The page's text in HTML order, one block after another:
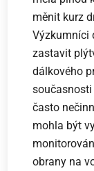
měnit kurz
Výzkumníci
zastavit
dálkového
současnosti
často
mohla být
obrany na